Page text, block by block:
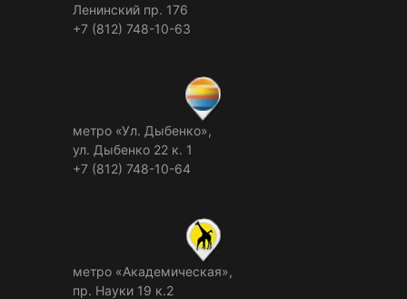
Ленинский пр. 176
+7 (812) 748-10-63
метро «Ул. Дыбенко»,
ул. Дыбенко 22 к. 1
+7 (812) 748-10-64
метро «Академическая»,
пр. Науки 19 к.2